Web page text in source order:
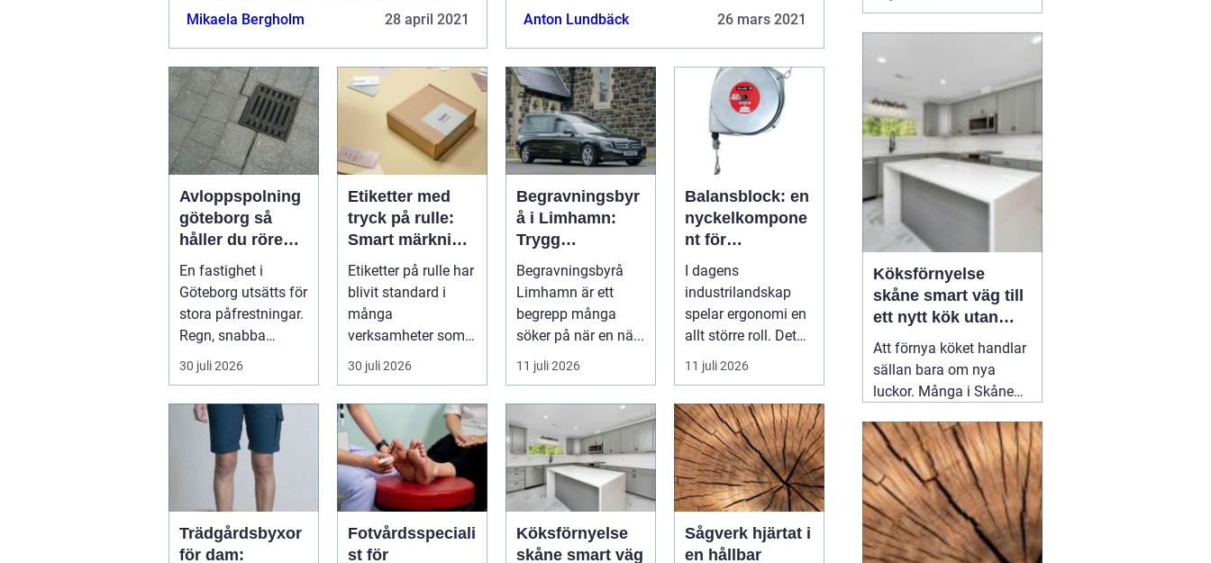
rätta till problem som upps...
Mikaela Bergholm 28 april 2021 Anton Lundbäck 26 mars 2021
Avloppspolning
göteborg så
håller du rören
rena och trygga
året runt
En fastighet i
Göteborg utsätts för
stora påfrestningar.
Regn, snabba
temperaturväxlingar
och äldre ...
30 juli 2026
Etiketter med
tryck på rulle:
Smart märkning
som stärker
både flöde och
varumärke
Etiketter på rulle har
blivit standard i
många
verksamheter som
behöver snabb,
tydl...
30 juli 2026
Begravningsbyr
å i Limhamn:
Trygg
vägledning i en
svår tid
Begravningsbyrå
Limhamn är ett
begrepp många
söker på när en nä...
11 juli 2026
Balansblock: en
nyckelkompone
nt för
ergonomisk
effektivitet
I dagens
industrilandskap
spelar ergonomi en
allt större roll. Det
handlar inte bara
om att skapa en...
11 juli 2026
Trädgårdsbyxor
för dam:
Fotvårdsspeciali
st för
Köksförnyelse
skåne smart väg
Sågverk hjärtat i
en hållbar
förebygga problem som
inte på sina fötter förrän
besvären redan är ett ...
Köksförnyelse
skåne smart väg till
ett nytt kök utan
helrenovering
Att förnya köket handlar
sällan bara om nya
luckor. Många i Skåne
fungerar bättre i
vardagen, känns ljusare
och mer modernt utan
att behöva riva ut allt
och leva på
campingstandard i flera